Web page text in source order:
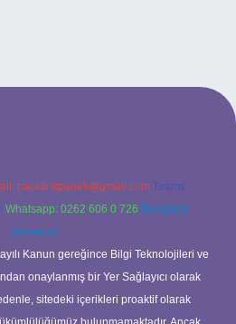
backlinkpaneli@gmail.com Teams:
Whatsapp: 0262 606 0 726 Telegram:
@karabul
Kanun gereğince Bilgi Teknolojileri ve
onaylanmış bir Yer Sağlayıcı olarak
sitedeki içerikleri proaktif olarak